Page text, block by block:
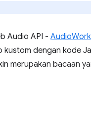
Audio API -
kustom dengan kode
merupakan bacaan